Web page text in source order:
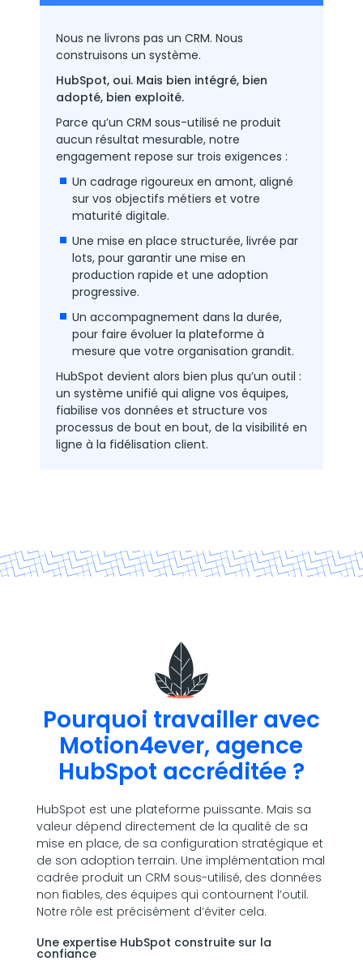
Nous ne livrons pas un CRM. Nous
construisons un système.
HubSpot, oui. Mais bien intégré, bien
adopté, bien exploité.
Parce qu’un CRM sous-utilisé ne produit
aucun résultat mesurable, notre
engagement repose sur trois exigences :
Un cadrage rigoureux en amont, aligné
sur vos objectifs métiers et votre
maturité digitale.
Une mise en place structurée, livrée par
lots, pour garantir une mise en
production rapide et une adoption
progressive.
Un accompagnement dans la durée,
pour faire évoluer la plateforme à
mesure que votre organisation grandit.
HubSpot devient alors bien plus qu’un outil :
un système unifié qui aligne vos équipes,
fiabilise vos données et structure vos
processus de bout en bout, de la visibilité en
ligne à la fidélisation client.
Pourquoi travailler avec
Motion4ever, agence
HubSpot accréditée ?
HubSpot est une plateforme puissante. Mais sa
valeur dépend directement de la qualité de sa
mise en place, de sa configuration stratégique et
de son adoption terrain. Une implémentation mal
cadrée produit un CRM sous-utilisé, des données
non fiables, des équipes qui contournent l’outil.
Notre rôle est précisément d’éviter cela.
Une expertise HubSpot construite sur la
confiance